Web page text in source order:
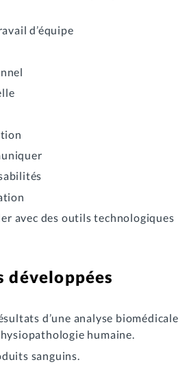
d’équipe
avec des outils technologiques
développées
d’une analyse biomédicale
humaine.
sanguins.